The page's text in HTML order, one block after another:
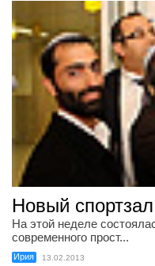
Новый
На этой неделе
современного прост...
Ирия 13.02.2013